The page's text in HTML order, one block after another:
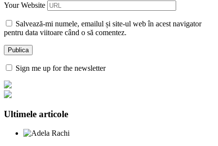
Your Website
Salvează-mi numele, emailul și site-ul web în acest navigator
pentru data viitoare când o să comentez.
Sign me up for the newsletter
Ultimele articole